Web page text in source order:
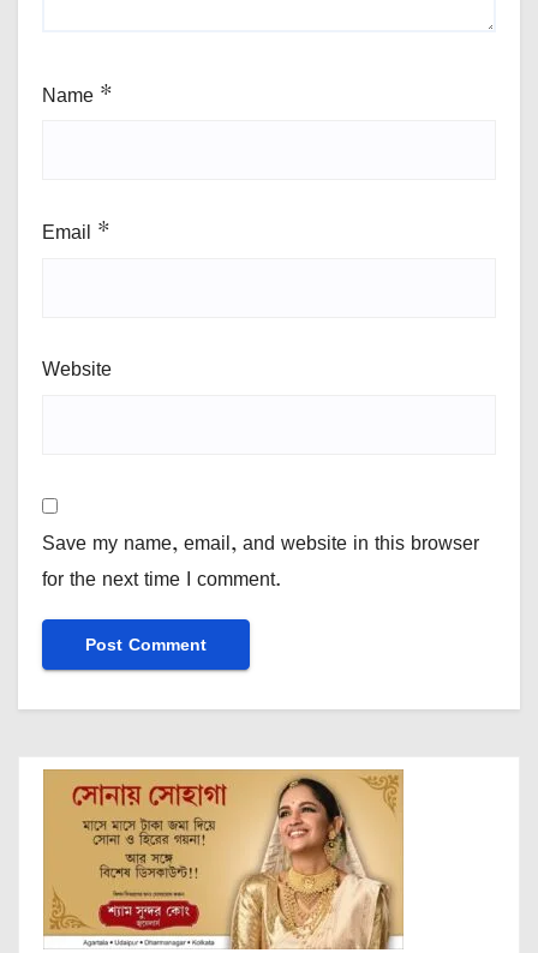
Name *
Email *
Website
Save my name, email, and website in this browser
for the next time I comment.